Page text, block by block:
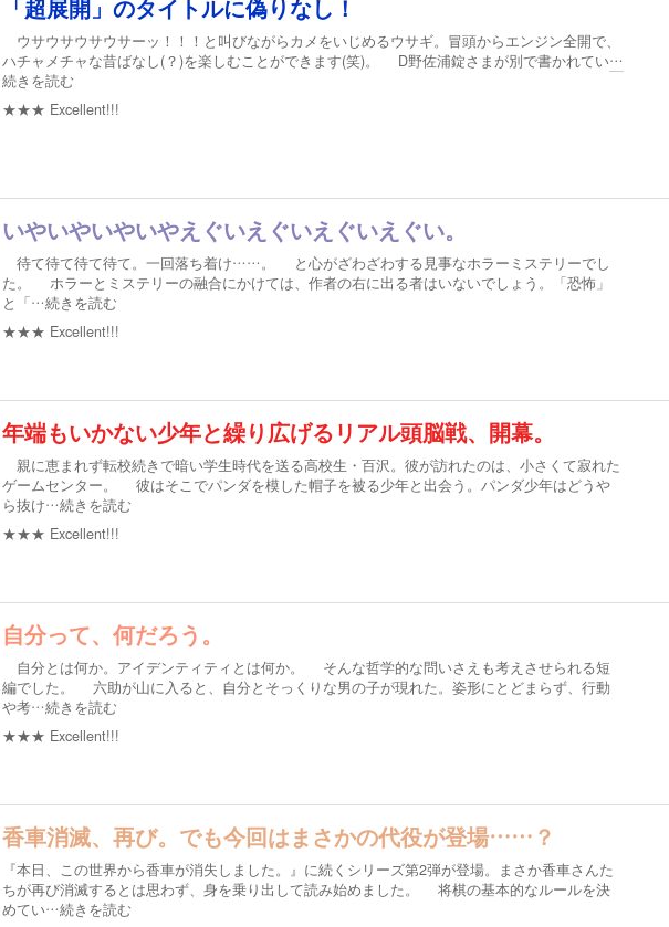
「超展開」のタイトルに偽りなし！
ウサウサウサウサーッ！！！と叫びながらカメをいじめるウサギ。冒頭からエンジン全開で、
ハチャメチャな昔ばなし(？)を楽しむことができます(笑)。 D野佐浦錠さまが別で書かれてい…
続きを読む
★★★ Excellent!!!
いやいやいやいやえぐいえぐいえぐいえぐい。
待て待て待て待て。一回落ち着け……。 と心がざわざわする見事なホラーミステリーでし
た。 ホラーとミステリーの融合にかけては、作者の右に出る者はいないでしょう。「恐怖」
と「…続きを読む
★★★ Excellent!!!
年端もいかない少年と繰り広げるリアル頭脳戦、開幕。
親に恵まれず転校続きで暗い学生時代を送る高校生・百沢。彼が訪れたのは、小さくて寂れた
ゲームセンター。 彼はそこでパンダを模した帽子を被る少年と出会う。パンダ少年はどうや
ら抜け…続きを読む
★★★ Excellent!!!
自分って、何だろう。
自分とは何か。アイデンティティとは何か。 そんな哲学的な問いさえも考えさせられる短
編でした。 六助が山に入ると、自分とそっくりな男の子が現れた。姿形にとどまらず、行動
や考…続きを読む
★★★ Excellent!!!
香車消滅、再び。でも今回はまさかの代役が登場……？
『本日、この世界から香車が消失しました。』に続くシリーズ第2弾が登場。まさか香車さんた
ちが再び消滅するとは思わず、身を乗り出して読み始めました。 将棋の基本的なルールを決
めてい…続きを読む